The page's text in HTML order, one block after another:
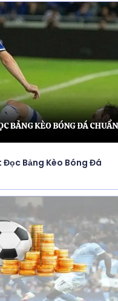
Bảng Kèo Bóng Đá